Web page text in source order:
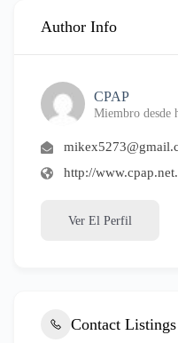
Author Info
CPAP
Miembro desde
http://
Ver El Perfil
Contact